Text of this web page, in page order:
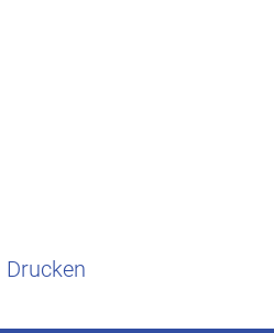
Drucken